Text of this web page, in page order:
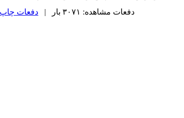
دفعات مشاهده: ۳۰۷۱ بار |
دفعات چاپ: ۶۳۴